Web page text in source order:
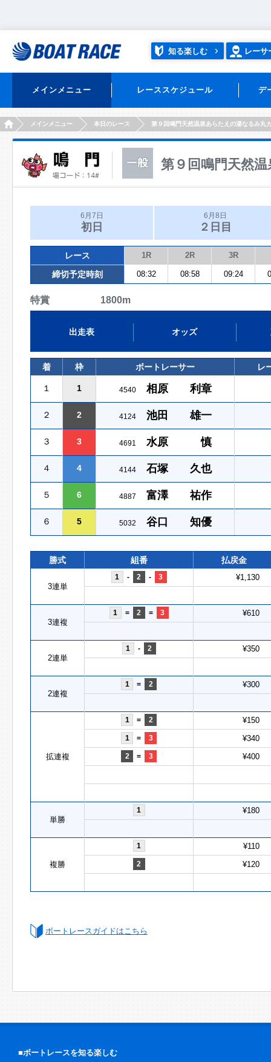
知る楽しむ レーサ
メインメニュー レーススケジュール デ
HOMEメインメニュー 本日のレース 第９回鳴門天然温泉あらたえの湯なるみ丸
第９回鳴門天然
6月7日
初日
6月8日
２日目
レース 1R 2R 3R
締切予定時刻 08:32 08:58 09:24
特賞 1800m
出走表 オッズ
着 枠 ボートレーサー レ
１ 1 4540 相原 利章
２ 2 4124 池田 雄一
３ 3 4691 水原 慎
４ 4 4144 石塚 久也
５ 6 4887 富澤 祐作
６ 5 5032 谷口 知優
勝式 組番 払戻金
3連単
1 - 2 - 3 ¥1,130
3連複
1 = 2 = 3 ¥610
2連単
1 - 2 ¥350
2連複
1 = 2 ¥300
拡連複
1 = 2 ¥150
1 = 3 ¥340
2 = 3 ¥400
単勝
1 ¥180
複勝
1 ¥110
2 ¥120
ボートレースガイドはこちら
■ボートレースを知る楽しむ